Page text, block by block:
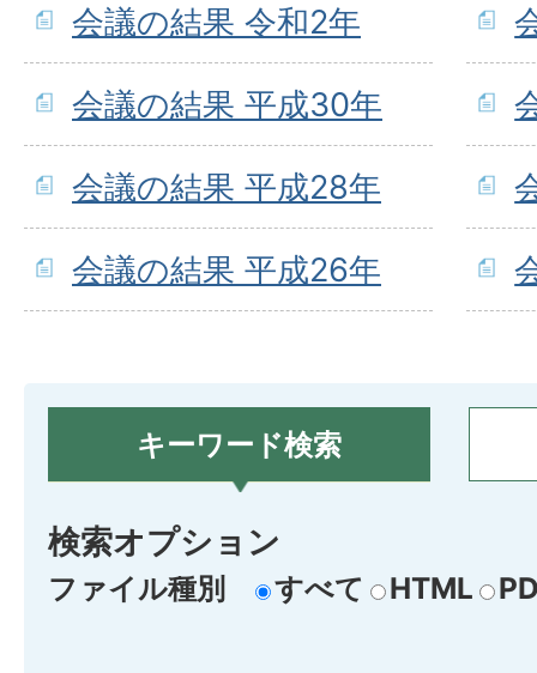
会議の結果 令和2年
会議の結果 平成30年
会議の結果 平成28年
会議の結果 平成26年
キーワード検索
検索オプション
ファイル種別 すべて HTML